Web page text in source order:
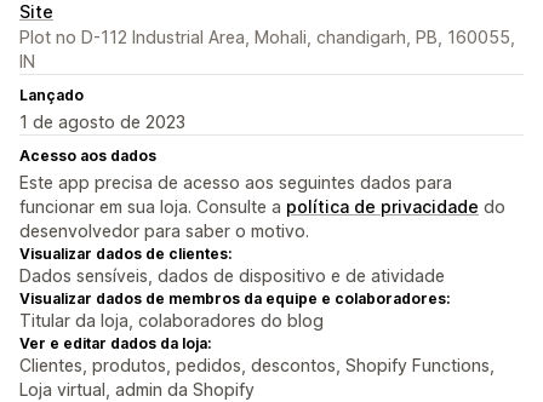
Site
Plot no D-112 Industrial Area, Mohali, chandigarh, PB, 160055,
IN
Lançado
1 de agosto de 2023
Acesso aos dados
Este app precisa de acesso aos seguintes dados para
funcionar em sua loja. Consulte a política de privacidade do
desenvolvedor para saber o motivo.
Visualizar dados de clientes:
Dados sensíveis, dados de dispositivo e de atividade
Visualizar dados de membros da equipe e colaboradores:
Titular da loja, colaboradores do blog
Ver e editar dados da loja:
Clientes, produtos, pedidos, descontos, Shopify Functions,
Loja virtual, admin da Shopify